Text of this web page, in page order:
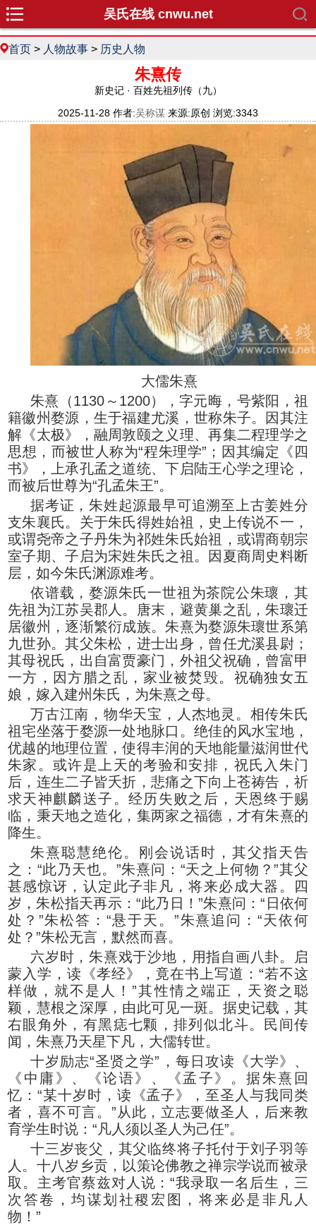
吴氏在线 cnwu.net
首页 > 人物故事 > 历史人物
朱熹传
新史记 · 百姓先祖列传（九）
2025-11-28 作者:吴称谋 来源:原创 浏览:3343
大儒朱熹
朱熹（1130～1200），字元晦，号紫阳，祖
籍徽州婺源，生于福建尤溪，世称朱子。因其注
解《太极》，融周敦颐之义理、再集二程理学之
思想，而被世人称为“程朱理学”；因其编定《四
书》，上承孔孟之道统、下启陆王心学之理论，
而被后世尊为“孔孟朱王”。
据考证，朱姓起源最早可追溯至上古姜姓分
支朱襄氏。关于朱氏得姓始祖，史上传说不一，
或谓尧帝之子丹朱为祁姓朱氏始祖，或谓商朝宗
室子期、子启为宋姓朱氏之祖。因夏商周史料断
层，如今朱氏渊源难考。
依谱载，婺源朱氏一世祖为茶院公朱瓌，其
先祖为江苏吴郡人。唐末，避黄巢之乱，朱瓌迁
居徽州，逐渐繁衍成族。朱熹为婺源朱瓌世系第
九世孙。其父朱松，进士出身，曾任尤溪县尉；
其母祝氏，出自富贾豪门，外祖父祝确，曾富甲
一方，因方腊之乱，家业被焚毁。祝确独女五
娘，嫁入建州朱氏，为朱熹之母。
万古江南，物华天宝，人杰地灵。相传朱氏
祖宅坐落于婺源一处地脉口。绝佳的风水宝地，
优越的地理位置，使得丰润的天地能量滋润世代
朱家。或许是上天的考验和安排，祝氏入朱门
后，连生二子皆夭折，悲痛之下向上苍祷告，祈
求天神麒麟送子。经历失败之后，天恩终于赐
临，秉天地之造化，集两家之福德，才有朱熹的
降生。
朱熹聪慧绝伦。刚会说话时，其父指天告
之：“此乃天也。”朱熹问：“天之上何物？”其父
甚感惊讶，认定此子非凡，将来必成大器。四
岁，朱松指天再示：“此乃日！”朱熹问：“日依何
处？”朱松答：“悬于天。”朱熹追问：“天依何
处？”朱松无言，默然而喜。
六岁时，朱熹戏于沙地，用指自画八卦。启
蒙入学，读《孝经》，竟在书上写道：“若不这
样做，就不是人！”其性情之端正，天资之聪
颖，慧根之深厚，由此可见一斑。据史记载，其
右眼角外，有黑痣七颗，排列似北斗。民间传
闻，朱熹乃天星下凡，大儒转世。
十岁励志“圣贤之学”，每日攻读《大学》、
《中庸》、《论语》、《孟子》。据朱熹回
忆：“某十岁时，读《孟子》，至圣人与我同类
者，喜不可言。”从此，立志要做圣人，后来教
育学生时说：“凡人须以圣人为己任”。
十三岁丧父，其父临终将子托付于刘子羽等
人。十八岁乡贡，以策论佛教之禅宗学说而被录
取。主考官蔡兹对人说：“我录取一名后生，三
次答卷，均谋划社稷宏图，将来必是非凡人
物！”